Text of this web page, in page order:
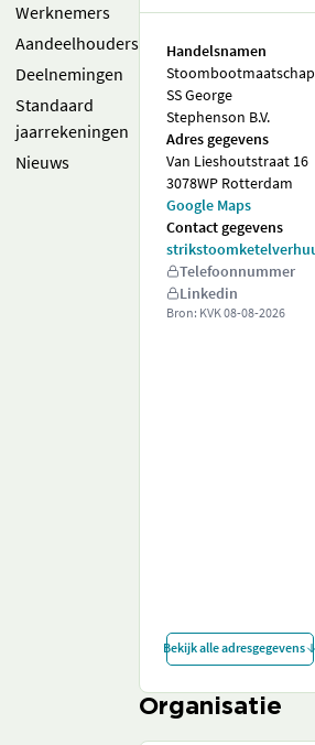
Werknemers
Aandeelhouders
Deelnemingen
Standaard
jaarrekeningen
Nieuws
Handelsnamen
SS George
Stephenson B.V.
Adres gegevens
Van Lieshoutstraat 16
3078WP Rotterdam
Google Maps
Contact gegevens
Telefoonnummer
Linkedin
Bron: KVK08-08-2026
Bekijk alle adresgegevens
Organisatie